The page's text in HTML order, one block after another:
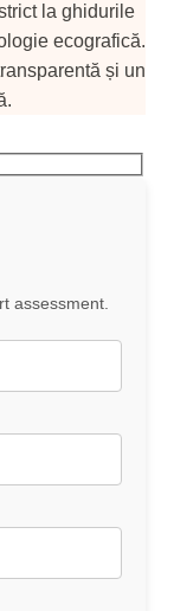
la ghidurile
ecografică.
și un
assessment.